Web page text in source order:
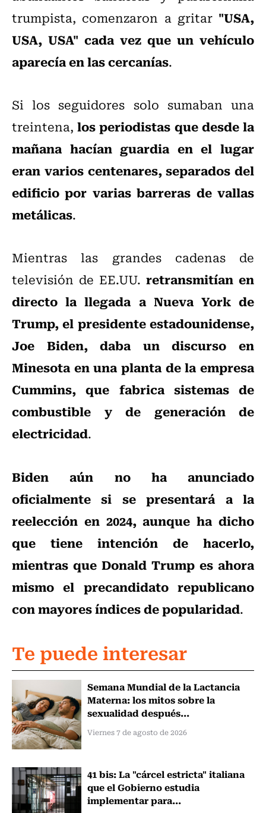
trumpista, comenzaron a gritar "USA,
USA, USA" cada vez que un vehículo
aparecía en las cercanías.
Si los seguidores solo sumaban una
treintena,los periodistas que desde la
mañana hacían guardia en el lugar
eran varios centenares, separados del
edificio por varias barreras de vallas
metálicas.
Mientras las grandes cadenas de
televisión de EE.UU. retransmitían en
directo la llegada a Nueva York de
Trump, el presidente estadounidense,
Joe Biden, daba un discurso en
Minesota en una planta de la empresa
Cummins, que fabrica sistemas de
combustible y de generación de
electricidad.
Biden aún no ha anunciado
oficialmente si se presentará a la
reelección en 2024, aunque ha dicho
que tiene intención de hacerlo,
mientras que Donald Trump es ahora
mismo el precandidato republicano
con mayores índices de popularidad.
Te puede interesar
Semana Mundial de la Lactancia
Materna: los mitos sobre la
sexualidad después...
Viernes 7 de agosto de 2026
41 bis: La "cárcel estricta" italiana
que el Gobierno estudia
implementar para...